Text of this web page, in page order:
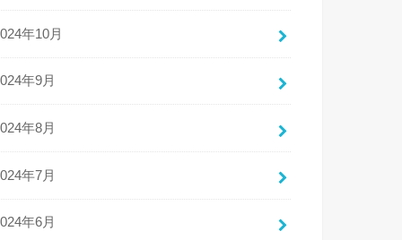
年10月
年9月
年8月
年7月
年6月